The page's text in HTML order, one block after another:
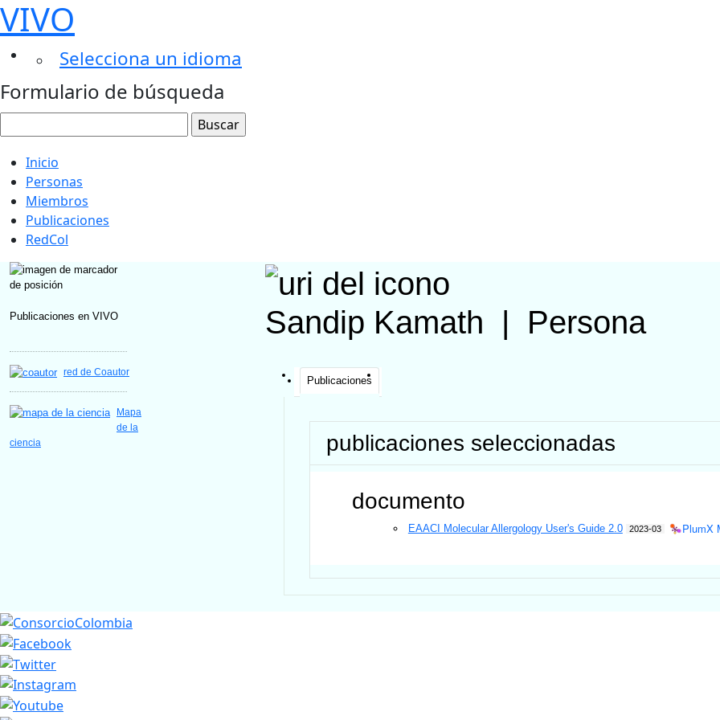
VIVO
Selecciona un idioma
Formulario de búsqueda
Inicio
Personas
Miembros
Publicaciones
RedCol
Publicaciones en VIVO
red de Coautor
Mapa
de la
ciencia
Sandip Kamath Persona
Publicaciones
publicaciones seleccionadas
documento
EAACI Molecular Allergology User's Guide 2.0 2023-03 PlumX